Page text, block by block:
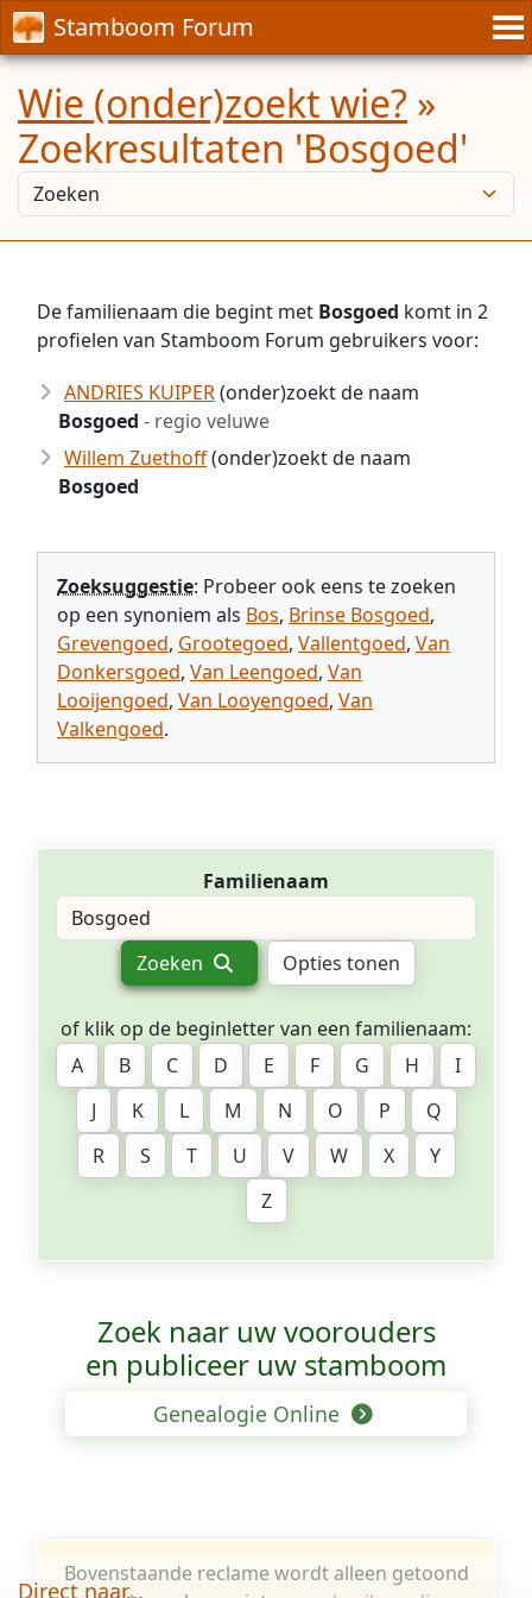
Stamboom Forum
Wie (onder)zoekt wie? »
Zoekresultaten 'Bosgoed'
De familienaam die begint met Bosgoed komt in 2
profielen van Stamboom Forum gebruikers voor:
ANDRIES KUIPER(onder)zoekt de naam
Bosgoed - regio veluwe
Willem Zuethoff(onder)zoekt de naam
Bosgoed
Zoeksuggestie: Probeer ook eens te zoeken
op een synoniem als Bos, Brinse Bosgoed,
Grevengoed, Grootegoed, Vallentgoed, Van
Donkersgoed, Van Leengoed, Van
Looijengoed, Van Looyengoed, Van
Valkengoed.
Familienaam
Zoeken Opties tonen
of klik op de beginletter van een familienaam:
A
B C D E F G H
I
J
K L M N O P
Q
R
S T U V W X
Y
Z
Zoek naar uw voorouders
en publiceer uw stamboom
Genealogie Online
Bovenstaande reclame wordt alleen getoond
Direct naar...